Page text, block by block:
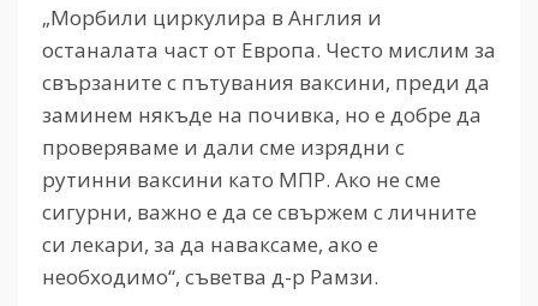
„Морбили циркулира в Англия и
останалата част от Европа. Често мислим за
свързаните с пътувания ваксини, преди да
заминем някъде на почивка, но е добре да
проверяваме и дали сме изрядни с
рутинни ваксини като МПР. Ако не сме
сигурни, важно е да се свържем с личните
си лекари, за да наваксаме, ако е
необходимо“, съветва д-р Рамзи.